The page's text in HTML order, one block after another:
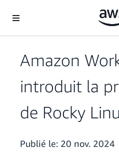
Amazon
introduit la
de Rocky
Publié le: 20 nov. 2024